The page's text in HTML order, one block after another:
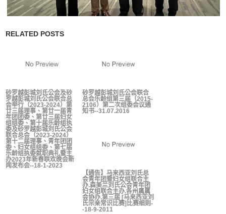
RELATED POSTS
砂罗越彭城刘氏公会及砂
罗越彭城刘氏公会联合总
会举行（2023-2024）第
廿三届理事、第廿一届青
年团团委、第廿三届妇女
组组委、第十届乐龄组执
委及砂罗越彭城刘氏公会
联合总会（2023-2024）
第十二届理事、青年团团
委、妇女组组委、第七届
乐龄组执委就职典礼暨主
办2023年新春联欢晚会新
闻发布会--18-1-2023
砂罗越彭城刘氏公会联合
总会乐龄组第三届（2015-
2106）第二次组委会议通
知书--31.07.2016
【通告】马来西亚刘氏总
会青年团暨妇女组联合主
办.森美兰刘氏公会青年团
妇女组联合主办.各州属属
会协办.第三届 [马来西亚刘
氏宗亲常识比赛]比赛细则-
-18-9-2011